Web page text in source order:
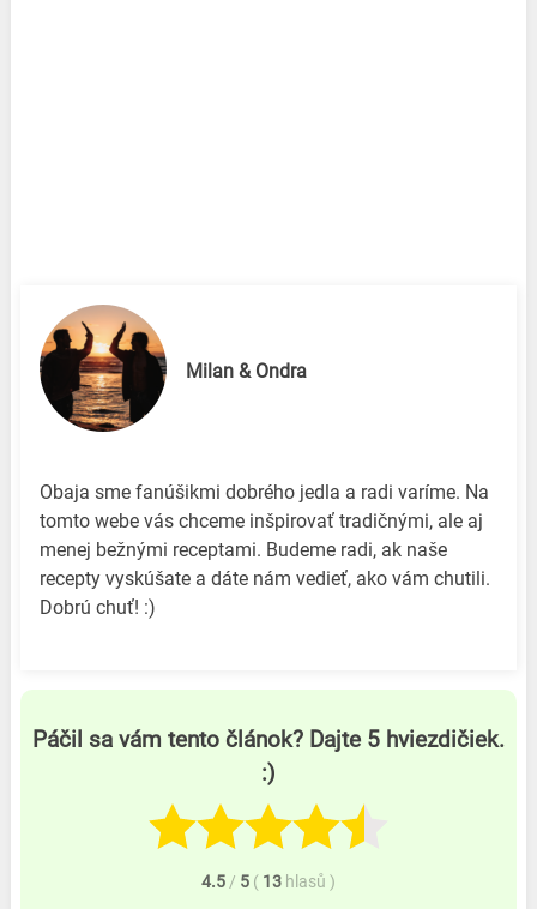
Milan & Ondra
Obaja sme fanúšikmi dobrého jedla a radi varíme. Na
tomto webe vás chceme inšpirovať tradičnými, ale aj
menej bežnými receptami. Budeme radi, ak naše
recepty vyskúšate a dáte nám vedieť, ako vám chutili.
Dobrú chuť! :)
Páčil sa vám tento článok? Dajte 5 hviezdičiek.
:)
4.5 / 5 ( 13 hlasů )